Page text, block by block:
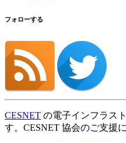
フォローする
CESNET の電子インフラス
す。CESNET 協会のご支援